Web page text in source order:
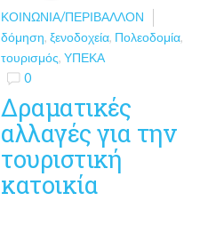
ΚΟΙΝΩΝΊΑ/ΠΕΡΙΒΆΛΛΟΝ
δόμηση,ξενοδοχεία, Πολεοδομία,
τουρισμός,ΥΠΕΚΑ
0
Δραματικές
αλλαγές για την
τουριστική
κατοικία